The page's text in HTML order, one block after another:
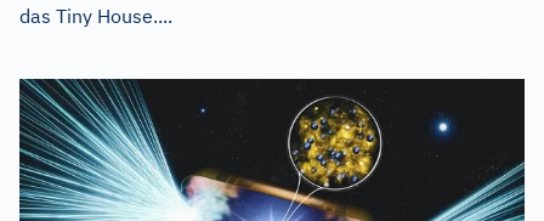
das Tiny House....